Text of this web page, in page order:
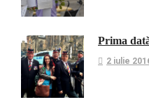
Prima
2 iulie